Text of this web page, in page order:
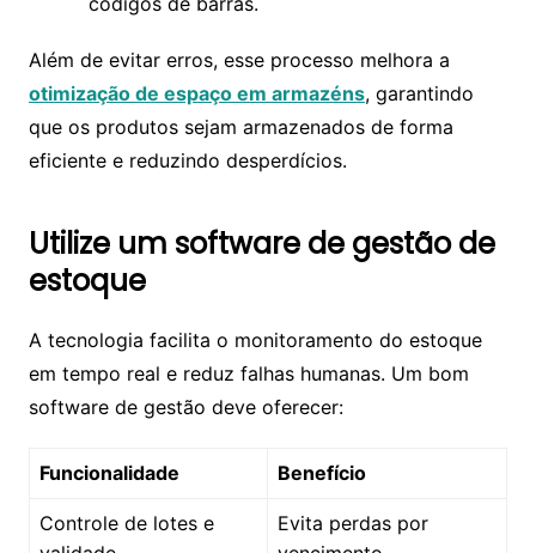
Além de evitar erros, esse processo melhora a
otimização de espaço em armazéns, garantindo
que os produtos sejam armazenados de forma
eficiente e reduzindo desperdícios.
Utilize um software de gestão de
estoque
A tecnologia facilita o monitoramento do estoque
em tempo real e reduz falhas humanas. Um bom
software de gestão deve oferecer:
Funcionalidade Benefício
Controle de lotes e
Evita perdas por